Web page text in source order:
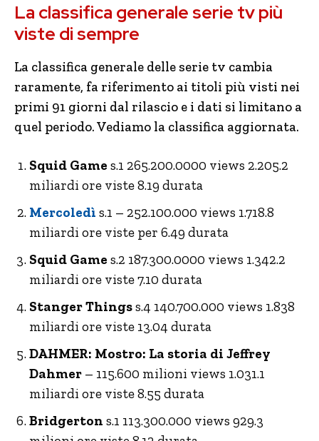
La classifica generale serie tv più
viste di sempre
La classifica generale delle serie tv cambia
raramente, fa riferimento ai titoli più visti nei
primi 91 giorni dal rilascio e i dati si limitano a
quel periodo. Vediamo la classifica aggiornata.
Squid Game s.1 265.200.0000 views 2.205.2
miliardi ore viste 8.19 durata
Mercoledì s.1 – 252.100.000 views 1.718.8
miliardi ore viste per 6.49 durata
Squid Game s.2 187.300.0000 views 1.342.2
miliardi ore viste 7.10 durata
Stanger Thingss.4 140.700.000 views 1.838
miliardi ore viste 13.04 durata
DAHMER: Mostro: La storia di Jeffrey
Dahmer – 115.600 milioni views 1.031.1
miliardi ore viste 8.55 durata
Bridgerton s.1 113.300.000 views 929.3